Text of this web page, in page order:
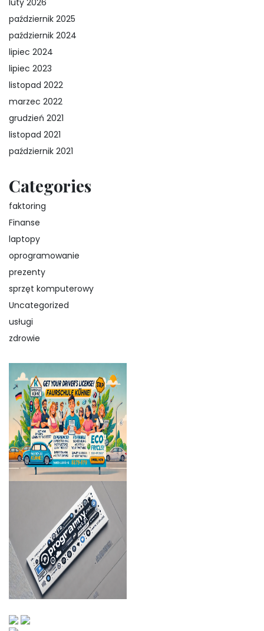
luty 2026
październik 2025
październik 2024
lipiec 2024
lipiec 2023
listopad 2022
marzec 2022
grudzień 2021
listopad 2021
październik 2021
Categories
faktoring
Finanse
laptopy
oprogramowanie
prezenty
sprzęt komputerowy
Uncategorized
usługi
zdrowie